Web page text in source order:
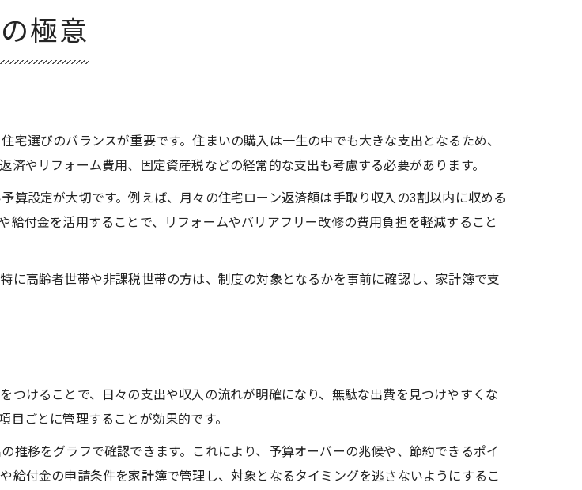
極意
選びのバランスが重要です。住まいの購入は一生の中でも大きな支出となるため、
やリフォーム費用、固定資産税などの経常的な支出も考慮する必要があります。
算設定が大切です。例えば、月々の住宅ローン返済額は手取り収入の3割以内に収める
付金を活用することで、リフォームやバリアフリー改修の費用負担を軽減すること
に高齢者世帯や非課税世帯の方は、制度の対象となるかを事前に確認し、家計簿で支
つけることで、日々の支出や収入の流れが明確になり、無駄な出費を見つけやすくな
ごとに管理することが効果的です。
推移をグラフで確認できます。これにより、予算オーバーの兆候や、節約できるポイ
給付金の申請条件を家計簿で管理し、対象となるタイミングを逃さないようにするこ